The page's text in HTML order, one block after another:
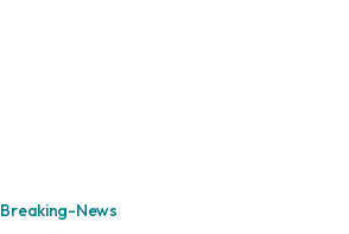
Breaking-News